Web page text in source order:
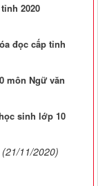
2020
đọc cấp tỉnh
môn Ngữ văn
sinh lớp 10
(21/11/2020)